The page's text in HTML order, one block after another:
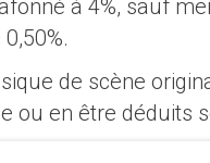
à 4%, sauf
de scène
ou en être déduits